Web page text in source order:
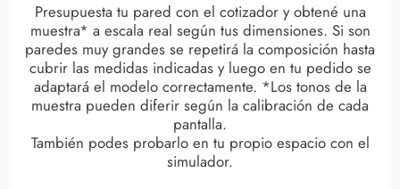
Presupuesta tu pared con el cotizador y obtené una
muestra* a escala real según tus dimensiones. Si son
paredes muy grandes se repetirá la composición hasta
cubrir las medidas indicadas y luego en tu pedido se
adaptará el modelo correctamente. *Los tonos de la
muestra pueden diferir según la calibración de cada
pantalla.
También podes probarlo en tu propio espacio con el
simulador.